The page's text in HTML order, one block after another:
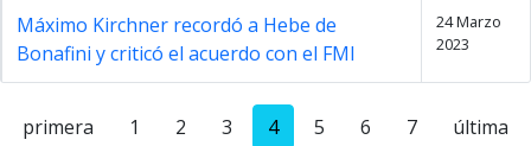
Máximo Kirchner recordó a Hebe de
Bonafini y criticó el acuerdo con el FMI
24 Marzo
2023
primera 1 2 3 4 5 6 7 última